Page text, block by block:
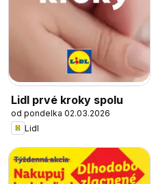
Lidl prvé kroky spolu
od pondelka 02.03.2026
Lidl